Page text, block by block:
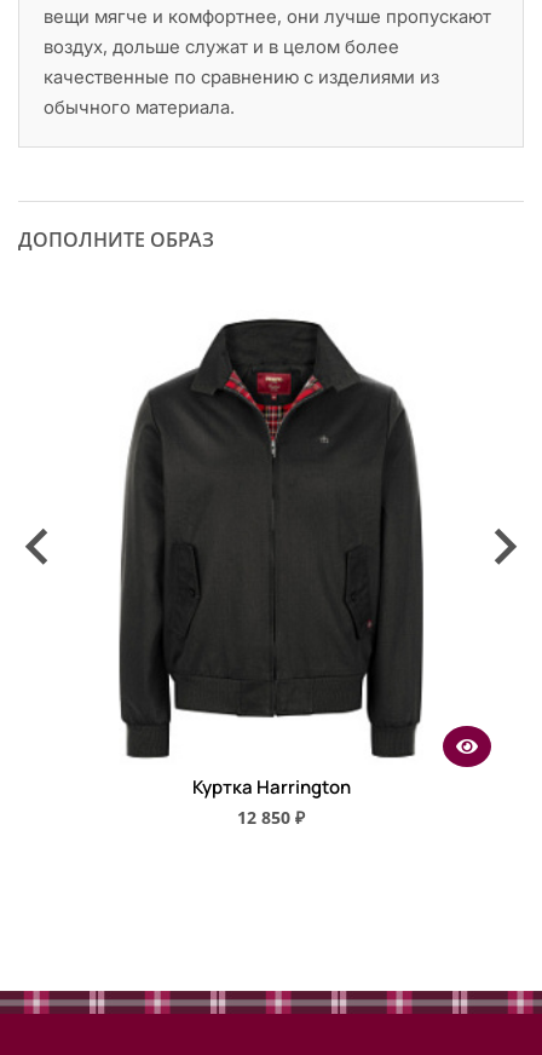
вещи мягче и комфортнее, они лучше пропускают
воздух, дольше служат и в целом более
качественные по сравнению с изделиями из
обычного материала.
ДОПОЛНИТЕ ОБРАЗ
Куртка Harrington
12 850 ₽